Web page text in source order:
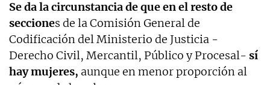
Se da la circunstancia de que en el resto de
secciones de la Comisión General de
Codificación del Ministerio de Justicia -
Derecho Civil, Mercantil, Público y Procesal- sí
hay mujeres, aunque en menor proporción al